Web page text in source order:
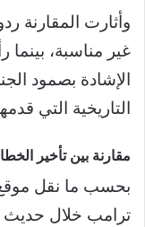
وأثارت المقارنة
غير مناسبة،
الإشادة بصمود
التاريخية التي
مقارنة بين تأخير
بحسب ما نقل
ترامب خلال حديث